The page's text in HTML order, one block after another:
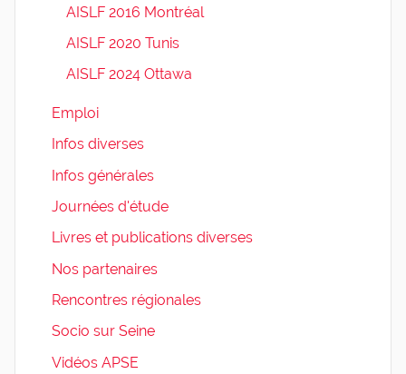
AISLF 2016 Montréal
AISLF 2020 Tunis
AISLF 2024 Ottawa
Emploi
Infos diverses
Infos générales
Journées d'étude
Livres et publications diverses
Nos partenaires
Rencontres régionales
Socio sur Seine
Vidéos APSE